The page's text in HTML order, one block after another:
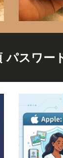
パスワー